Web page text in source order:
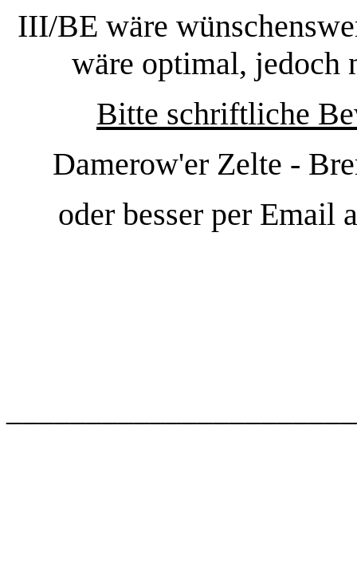
III/BE wäre
wäre optimal, jedoch
Bitte schriftliche
Damerow'er Zelte -
oder besser per Email